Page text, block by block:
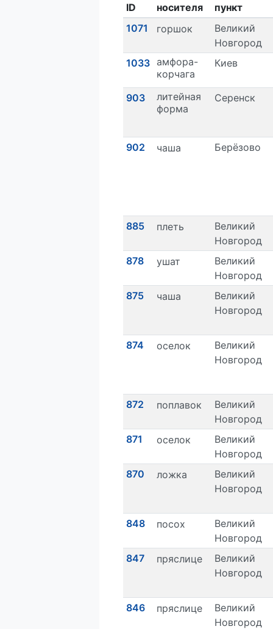
ID
носителя
пункт
1071
горшок
Великий
Новгород
1033 амфора-
корчага
Киев
903
литейная
форма
Серенск
902 чаша Берёзово
885 плеть
Великий
Новгород
878
ушат
Великий
Новгород
875
чаша
Великий
Новгород
874 оселок
Великий
Новгород
872 поплавок
Великий
Новгород
871
оселок
Великий
Новгород
870
ложка
Великий
Новгород
848 посох
Великий
Новгород
847
пряслице
Великий
Новгород
846 пряслице
Великий
Новгород